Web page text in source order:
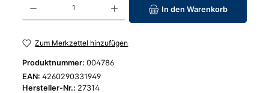
In den Warenkorb
Zum Merkzettel hinzufügen
Produktnummer: 004786
EAN: 4260290331949
Hersteller-Nr.: 27314